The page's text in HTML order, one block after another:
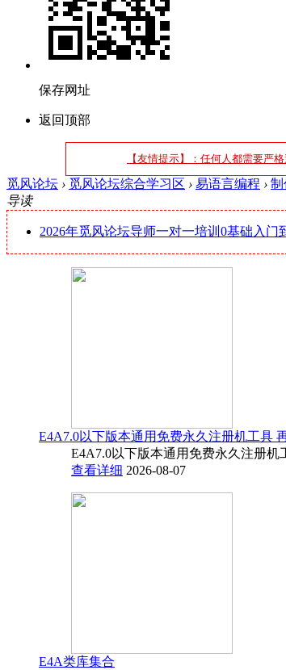
保存网址
返回顶部
【友情提示】：任何人都需要严
觅风论坛 › 觅风论坛综合学习区 › 易语言编程 › 制
导读
2026年觅风论坛导师一对一培训0基础入门
E4A7.0以下版本通用免费永久注册机工具
E4A7.0以下版本通用免费永久注册
查看详细 2026-08-07
E4A类库集合